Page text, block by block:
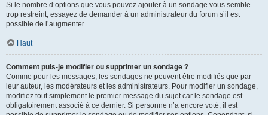
Si le nombre d’options que vous pouvez ajouter à un sondage vous semble
trop restreint, essayez de demander à un administrateur du forum s’il est
possible de l’augmenter.
Haut
Comment puis-je modifier ou supprimer un sondage ?
Comme pour les messages, les sondages ne peuvent être modifiés que par
leur auteur, les modérateurs et les administrateurs. Pour modifier un sondage,
modifiez tout simplement le premier message du sujet car le sondage est
obligatoirement associé à ce dernier. Si personne n’a encore voté, il est